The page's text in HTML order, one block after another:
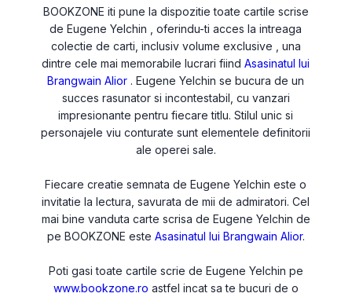
BOOKZONE iti pune la dispozitie toate cartile scrise
de Eugene Yelchin , oferindu-ti acces la intreaga
colectie de carti, inclusiv volume exclusive , una
dintre cele mai memorabile lucrari fiindAsasinatul lui
Brangwain Alior . Eugene Yelchin se bucura de un
succes rasunator si incontestabil, cu vanzari
impresionante pentru fiecare titlu. Stilul unic si
personajele viu conturate sunt elementele definitorii
ale operei sale.
Fiecare creatie semnata de Eugene Yelchin este o
invitatie la lectura, savurata de mii de admiratori. Cel
mai bine vanduta carte scrisa de Eugene Yelchin de
pe BOOKZONE este Asasinatul lui Brangwain Alior.
Poti gasi toate cartile scrie de Eugene Yelchin pe
www.bookzone.ro astfel incat sa te bucuri de o